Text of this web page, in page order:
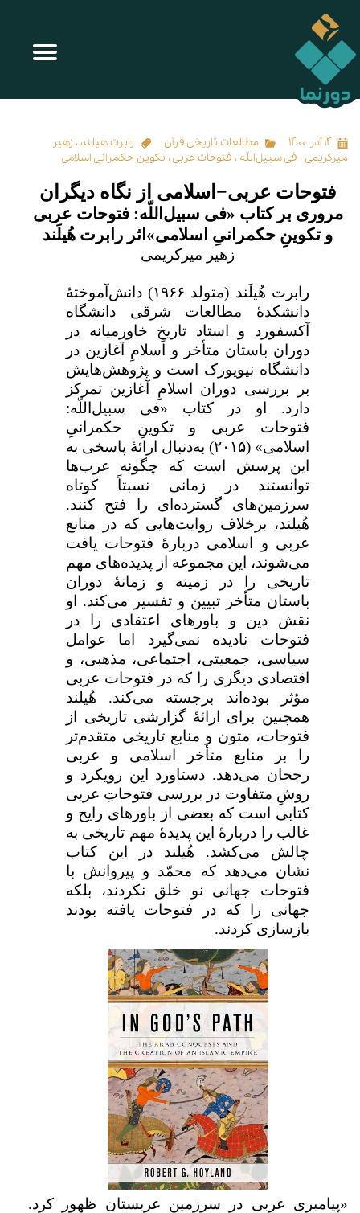
۱۴ آذر ۱۴۰۰ مطالعات تاریخی قرآن رابرت هیلند، زهیر
میرکریمی، فی سبیل‌اللّه، فتوحات عربی، تکوین حکمرانی اسلامی
فتوحات عربی‌‌−‌اسلامی از نگاه دیگران
مروری بر کتاب «فی سبیل‌اللّه: فتوحات عربی
و تکوینِ حکمرانیِ اسلامی» اثر رابرت هُیلَند
زهیر میرکریمی
رابرت هُیلَند (متولد ۱۹۶۶)
دانش‌آموختهٔ
دانشکدهٔ مطالعات شرقی دانشگاه
آکسفورد و استاد تاریخِ خاورمیانه در
دوران باستان متأخر و اسلامِ آغازین در
دانشگاه نیویورک است و پژوهش‌هایش
بر بررسی دوران اسلامِ آغازین تمرکز
دارد. او در کتاب «فی سبیل‌اللّه:
فتوحات عربی و تکوینِ حکمرانیِ
اسلامی» (۲۰۱۵)
به‌دنبال ارائهٔ پاسخی به
این پرسش است که چگونه عرب‌ها
توانستند در زمانی نسبتاً کوتاه
سرزمین‌های گسترده‌ای را فتح کنند.
هُیلند، برخلاف روایت‌هایی که در منابع
عربی و اسلامی دربارهٔ فتوحات یافت
می‌شوند،‌ این مجموعه از پدیده‌های مهم
تاریخی را در زمینه و زمانهٔ دوران
باستان متأخر تبیین و تفسیر می‌کند. او
نقش دین و باورهای اعتقادی را در
فتوحات نادیده نمی‌گیرد اما عوامل
سیاسی، جمعیتی، اجتماعی، مذهبی، و
اقتصادی دیگری را که در فتوحات عربی
مؤثر بوده‌اند برجسته می‌کند. هُیلند
همچنین برای ارائهٔ گزارشی تاریخی از
فتوحات، متون و منابع تاریخی متقدم‌تر
را بر منابع متأخر اسلامی و عربی
رجحان می‌دهد. دستاورد این رویکرد و
روشِ متفاوت در بررسی فتوحاتِ عربی
کتابی است که بعضی از باورهای رایج و
غالب را دربارهٔ این پدیدهٔ مهم تاریخی به
چالش می‌کشد. هُیلند در این کتاب
نشان می‌دهد که محمّد و پیروانش با
فتوحات جهانی نو خلق نکردند، بلکه
جهانی را که در فتوحات یافته بودند
بازسازی کردند.
«پیامبری عربی در سرزمین عربستان ظهور کرد.